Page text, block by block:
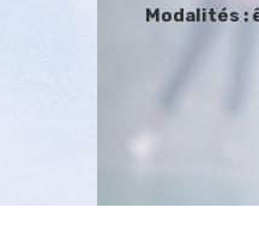
Modalités :